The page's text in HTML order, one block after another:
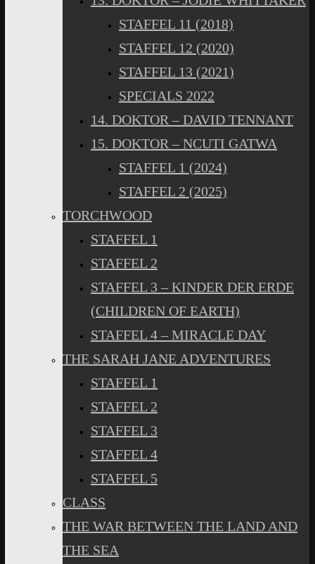
STAFFEL 11 (2018)
STAFFEL 12 (2020)
STAFFEL 13 (2021)
SPECIALS 2022
14. DOKTOR – DAVID TENNANT
15. DOKTOR – NCUTI GATWA
STAFFEL 1 (2024)
STAFFEL 2 (2025)
TORCHWOOD
STAFFEL 1
STAFFEL 2
STAFFEL 3 – KINDER DER ERDE
(CHILDREN OF EARTH)
STAFFEL 4 – MIRACLE DAY
THE SARAH JANE ADVENTURES
STAFFEL 1
STAFFEL 2
STAFFEL 3
STAFFEL 4
STAFFEL 5
CLASS
THE WAR BETWEEN THE LAND AND
THE SEA